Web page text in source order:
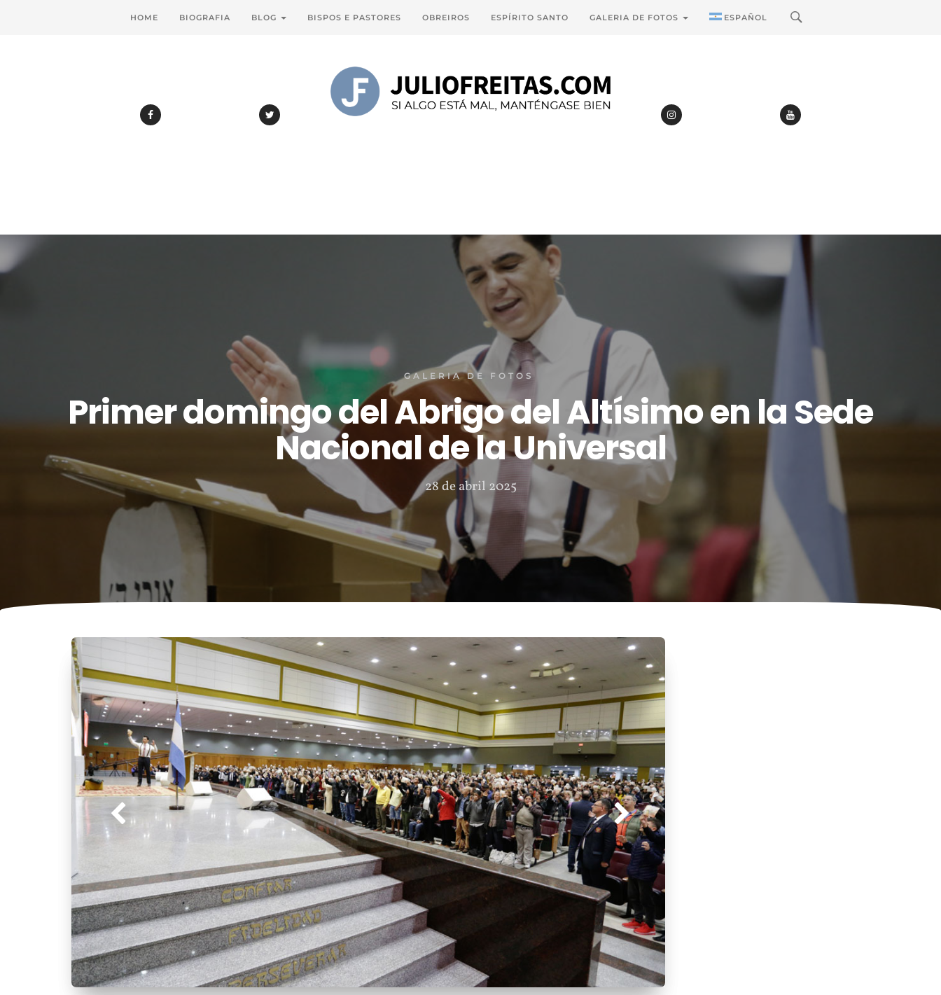
HOME BIOGRAFIA BLOG BISPOS E PASTORES OBREIROS ESPÍRITO SANTO GALERIA DE FOTOS ESPAÑOL
GALERIA DE FOTOS
Primer domingo del Abrigo del Altísimo en la Sede
Nacional de la Universal
28 de abril 2025